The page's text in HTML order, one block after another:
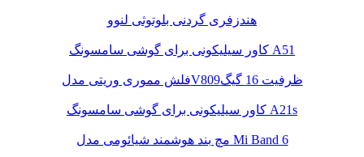
هندزفری گردنی بلوتوثی لنوو
کاور سیلیکونی برای گوشی سامسونگ A51
فلش مموری وریتی مدلV809ظرفیت 16 گیگ
کاور سیلیکونی برای گوشی سامسونگ A21s
مچ بند هوشمند شیائومی مدل Mi Band 6